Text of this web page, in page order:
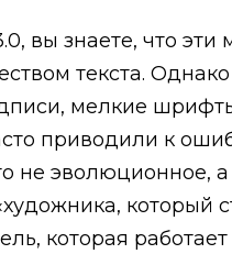
вы знаете, что эти
текста.
мелкие
приводили к
не эволюционное, а
который
которая работает